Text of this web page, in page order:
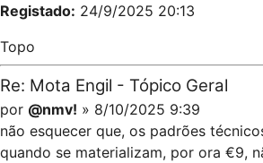
Registado: 24/9/2025 20:13
Topo
Re: Mota Engil - Tópico Geral
por @nmv! » 8/10/2025 9:39
não esquecer que, os padrões
quando se materializam, por ora €9,